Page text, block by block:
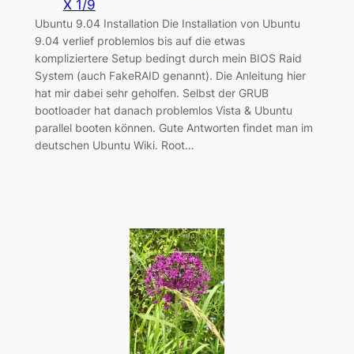
X 1/9
Ubuntu 9.04 Installation Die Installation von Ubuntu
9.04 verlief problemlos bis auf die etwas
kompliziertere Setup bedingt durch mein BIOS Raid
System (auch FakeRAID genannt). Die Anleitung hier
hat mir dabei sehr geholfen. Selbst der GRUB
bootloader hat danach problemlos Vista & Ubuntu
parallel booten können. Gute Antworten findet man im
deutschen Ubuntu Wiki. Root…